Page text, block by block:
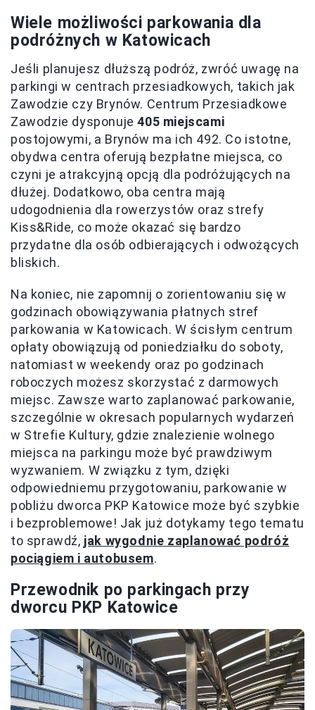
Wiele możliwości parkowania dla
podróżnych w Katowicach
Jeśli planujesz dłuższą podróż, zwróć uwagę na
parkingi w centrach przesiadkowych, takich jak
Zawodzie czy Brynów. Centrum Przesiadkowe
Zawodzie dysponuje405 miejscami
postojowymi, a Brynów ma ich 492. Co istotne,
obydwa centra oferują bezpłatne miejsca, co
czyni je atrakcyjną opcją dla podróżujących na
dłużej. Dodatkowo, oba centra mają
udogodnienia dla rowerzystów oraz strefy
Kiss&Ride, co może okazać się bardzo
przydatne dla osób odbierających i odwożących
bliskich.
Na koniec, nie zapomnij o zorientowaniu się w
godzinach obowiązywania płatnych stref
parkowania w Katowicach. W ścisłym centrum
opłaty obowiązują od poniedziałku do soboty,
natomiast w weekendy oraz po godzinach
roboczych możesz skorzystać z darmowych
miejsc. Zawsze warto zaplanować parkowanie,
szczególnie w okresach popularnych wydarzeń
w Strefie Kultury, gdzie znalezienie wolnego
miejsca na parkingu może być prawdziwym
wyzwaniem. W związku z tym, dzięki
odpowiedniemu przygotowaniu, parkowanie w
pobliżu dworca PKP Katowice może być szybkie
i bezproblemowe! Jak już dotykamy tego tematu
to sprawdź, jak wygodnie zaplanować podróż
pociągiem i autobusem.
Przewodnik po parkingach przy
dworcu PKP Katowice